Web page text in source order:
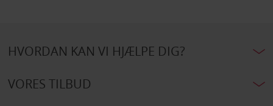
HVORDAN KAN VI HJÆLPE DIG?
VORES TILBUD